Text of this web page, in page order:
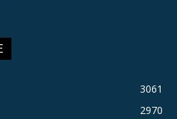
3061
2970